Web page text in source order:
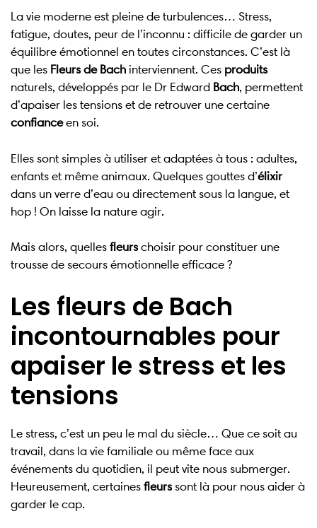
La vie moderne est pleine de turbulences… Stress,
fatigue, doutes, peur de l’inconnu : difficile de garder un
équilibre émotionnel en toutes circonstances. C’est là
que les Fleurs de Bach interviennent. Ces produits
naturels, développés par le Dr Edward Bach, permettent
d’apaiser les tensions et de retrouver une certaine
confianceen soi.
Elles sont simples à utiliser et adaptées à tous : adultes,
enfants et même animaux. Quelques gouttes d’élixir
dans un verre d’eau ou directement sous la langue, et
hop ! On laisse la nature agir.
Mais alors, quelles fleurschoisir pour constituer une
trousse de secours émotionnelle efficace ?
Les fleurs de Bach
incontournables pour
apaiser le stress et les
tensions
Le stress, c’est un peu le mal du siècle… Que ce soit au
travail, dans la vie familiale ou même face aux
événements du quotidien, il peut vite nous submerger.
Heureusement, certaines fleurssont là pour nous aider à
garder le cap.